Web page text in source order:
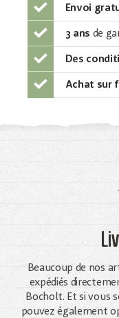
Envoi
3 ans de
Des
Achat sur
Beaucoup de nos
expédiés
Bocholt. Et si vous
pouvez également